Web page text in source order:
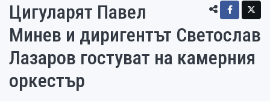
Цигуларят Павел
Минев и диригентът Светослав
Лазаров гостуват на камерния
оркестър